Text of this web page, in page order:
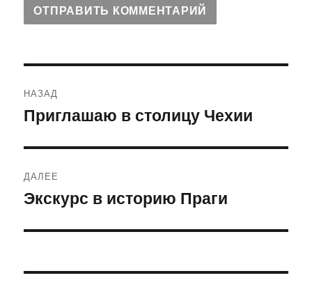
по
НАЗАД
Предыдущая
Приглашаю в столицу Чехии
ДАЛЕЕ
Следующая
Экскурс в историю Праги